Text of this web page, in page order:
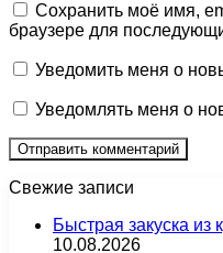
Сохранить моё имя,
браузере для
Уведомить меня о
Уведомлять меня о
Свежие записи
Быстрая закуска из
10.08.2026